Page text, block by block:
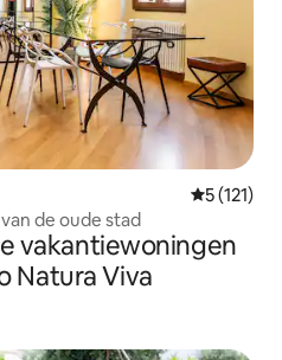
5 (121)
de oude stad
vakantiewoningen
Natura Viva